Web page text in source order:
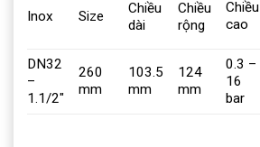
Inox Size
Chiều
dài
Chiều
rộng
Chiều
cao
DN32
–
1.1/2″
260
mm
103.5
mm
124
mm
0.3 –
16
bar